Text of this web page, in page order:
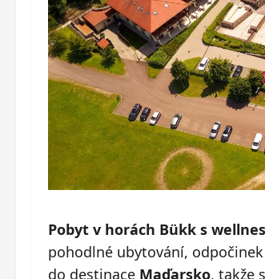
Pobyt v horách Bükk s
pohodlné ubytování,
do destinace Maďarsko, takže